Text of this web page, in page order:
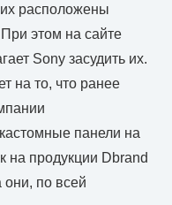
расположены
При этом на сайте
Sony засудить их.
на то, что ранее
панели на
на продукции Dbrand
они, по всей